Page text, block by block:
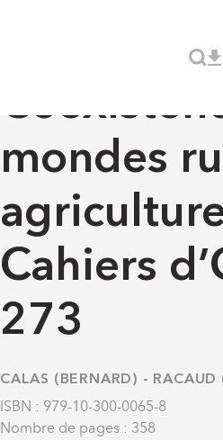
LES CAHIERS
mondes
Cahiers
273
CALAS (BERNARD) - RACAUD
ISBN : 979-10-300-0065-8
Nombre de pages : 358